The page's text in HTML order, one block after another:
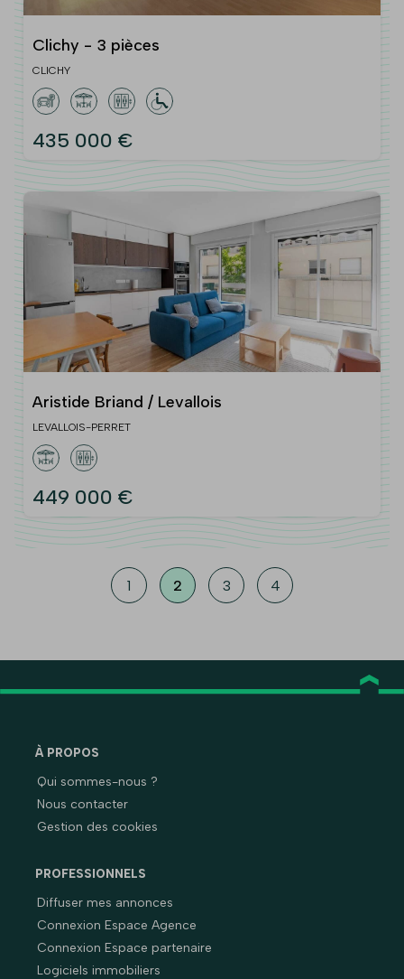
Clichy - 3 pièces
CLICHY
435 000 €
Aristide Briand / Levallois
LEVALLOIS-PERRET
449 000 €
1 2 3 4
À PROPOS
Qui sommes-nous ?
Nous contacter
Gestion des cookies
PROFESSIONNELS
Diffuser mes annonces
Connexion Espace Agence
Connexion Espace partenaire
Logiciels immobiliers